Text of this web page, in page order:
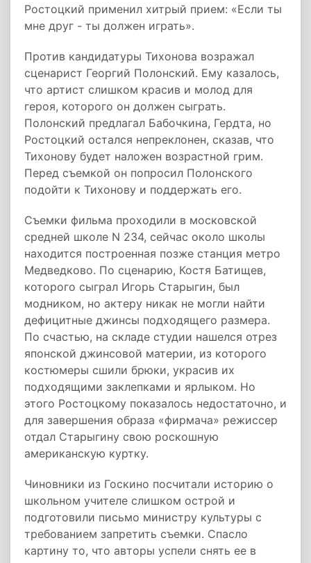
Ростоцкий применил хитрый прием: «Если ты
мне друг - ты должен играть».
Против кандидатуры Тихонова возражал
сценарист Георгий Полонский. Ему казалось,
что артист слишком красив и молод для
героя, которого он должен сыграть.
Полонский предлагал Бабочкина, Гердта, но
Ростоцкий остался непреклонен, сказав, что
Тихонову будет наложен возрастной грим.
Перед съемкой он попросил Полонского
подойти к Тихонову и поддержать его.
Съемки фильма проходили в московской
средней школе N 234, сейчас около школы
находится построенная позже станция метро
Медведково. По сценарию, Костя Батищев,
которого сыграл Игорь Старыгин, был
модником, но актеру никак не могли найти
дефицитные джинсы подходящего размера.
По счастью, на складе студии нашелся отрез
японской джинсовой материи, из которого
костюмеры сшили брюки, украсив их
подходящими заклепками и ярлыком. Но
этого Ростоцкому показалось недостаточно, и
для завершения образа «фирмача» режиссер
отдал Старыгину свою роскошную
американскую куртку.
Чиновники из Госкино посчитали историю о
школьном учителе слишком острой и
подготовили письмо министру культуры с
требованием запретить съемки. Спасло
картину то, что авторы успели снять ее в